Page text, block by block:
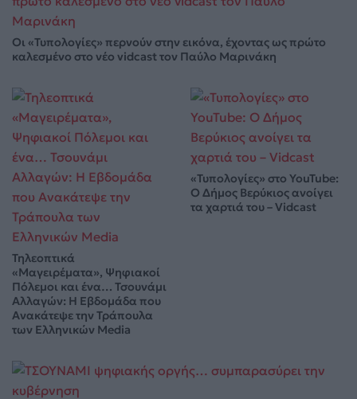
Οι «Τυπολογίες» περνούν στην εικόνα, έχοντας ως πρώτο
καλεσμένο στο νέο vidcast τον Παύλο Μαρινάκη
Τηλεοπτικά
«Μαγειρέματα», Ψηφιακοί
Πόλεμοι και ένα… Τσουνάμι
Αλλαγών: Η Εβδομάδα που
Ανακάτεψε την Τράπουλα
των Ελληνικών Media
«Τυπολογίες» στο YouTube:
Ο Δήμος Βερύκιος ανοίγει
τα χαρτιά του – Vidcast